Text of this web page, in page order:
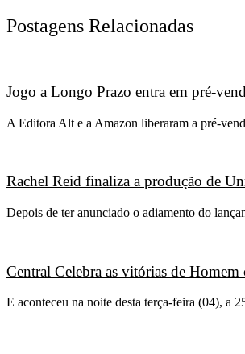
Postagens Relacionadas
Jogo a Longo Prazo entra em pré-
A Editora Alt e a Amazon liberaram a pré-
Rachel Reid finaliza a produção de
Depois de ter anunciado o adiamento do
Central Celebra as vitórias de
E aconteceu na noite desta terça-feira (04), a